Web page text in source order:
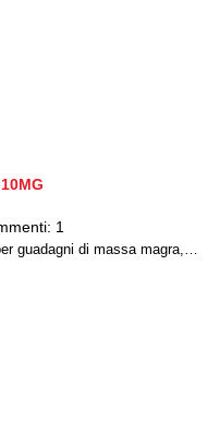
1
guadagni di massa magra,…